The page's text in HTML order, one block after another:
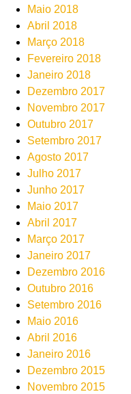
Maio 2018
Abril 2018
Março 2018
Fevereiro 2018
Janeiro 2018
Dezembro 2017
Novembro 2017
Outubro 2017
Setembro 2017
Agosto 2017
Julho 2017
Junho 2017
Maio 2017
Abril 2017
Março 2017
Janeiro 2017
Dezembro 2016
Outubro 2016
Setembro 2016
Maio 2016
Abril 2016
Janeiro 2016
Dezembro 2015
Novembro 2015